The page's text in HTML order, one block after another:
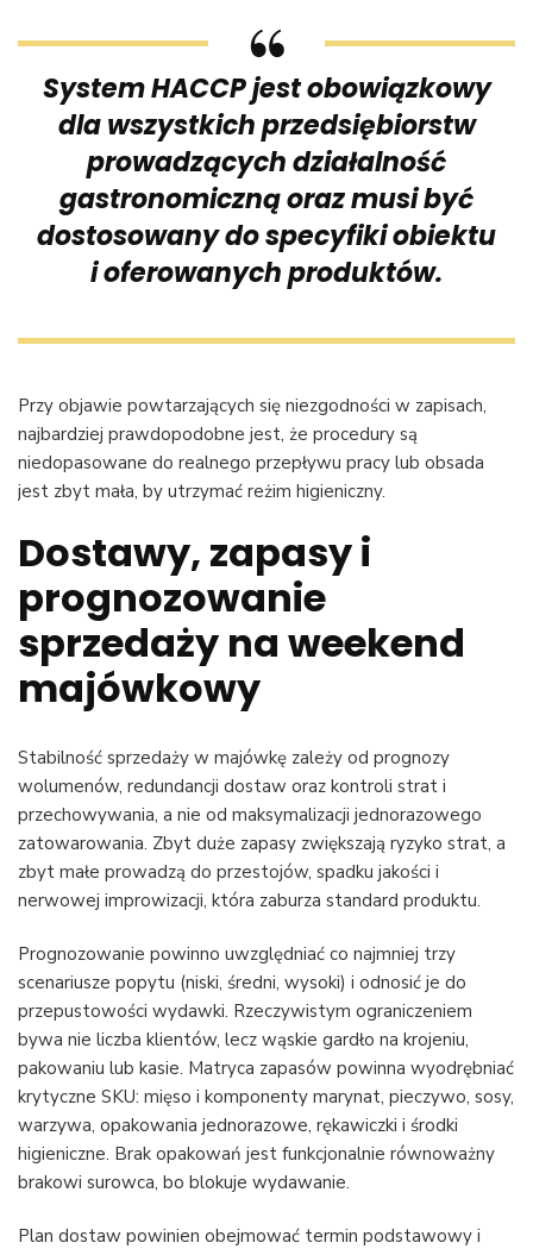
System HACCP jest obowiązkowy
dla wszystkich przedsiębiorstw
prowadzących działalność
gastronomiczną oraz musi być
dostosowany do specyfiki obiektu
i oferowanych produktów.
Przy objawie powtarzających się niezgodności w zapisach,
najbardziej prawdopodobne jest, że procedury są
niedopasowane do realnego przepływu pracy lub obsada
jest zbyt mała, by utrzymać reżim higieniczny.
Dostawy, zapasy i
prognozowanie
sprzedaży na weekend
majówkowy
Stabilność sprzedaży w majówkę zależy od prognozy
wolumenów, redundancji dostaw oraz kontroli strat i
przechowywania, a nie od maksymalizacji jednorazowego
zatowarowania. Zbyt duże zapasy zwiększają ryzyko strat, a
zbyt małe prowadzą do przestojów, spadku jakości i
nerwowej improwizacji, która zaburza standard produktu.
Prognozowanie powinno uwzględniać co najmniej trzy
scenariusze popytu (niski, średni, wysoki) i odnosić je do
przepustowości wydawki. Rzeczywistym ograniczeniem
bywa nie liczba klientów, lecz wąskie gardło na krojeniu,
pakowaniu lub kasie. Matryca zapasów powinna wyodrębniać
krytyczne SKU: mięso i komponenty marynat, pieczywo, sosy,
warzywa, opakowania jednorazowe, rękawiczki i środki
higieniczne. Brak opakowań jest funkcjonalnie równoważny
brakowi surowca, bo blokuje wydawanie.
Plan dostaw powinien obejmować termin podstawowy i